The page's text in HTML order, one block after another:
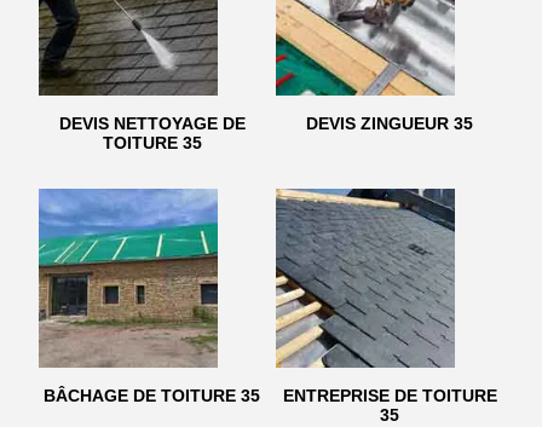
DEVIS NETTOYAGE DE
TOITURE 35
DEVIS ZINGUEUR 35
BÂCHAGE DE TOITURE 35
ENTREPRISE DE TOITURE
35